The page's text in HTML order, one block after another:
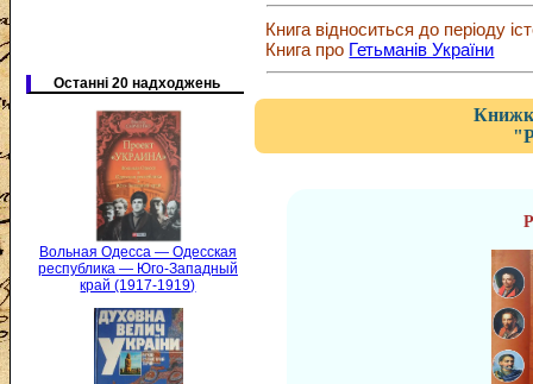
Останні 20 надходжень
Вольная Одесса — Одесская
республика — Юго-Западный
край (1917-1919)
Книга відноситься до періоду
Книга про Гетьманів України